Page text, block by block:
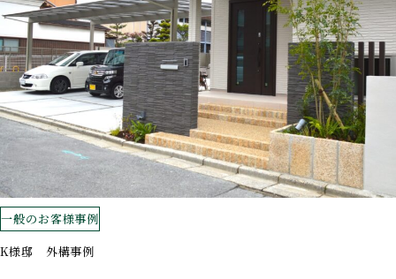
一般のお客様事例
K様邸 外構事例